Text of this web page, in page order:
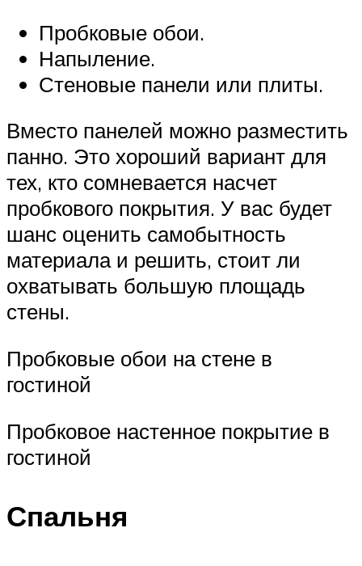
Пробковые обои.
Напыление.
Стеновые панели или плиты.
Вместо панелей можно разместить
панно. Это хороший вариант для
тех, кто сомневается насчет
пробкового покрытия. У вас будет
шанс оценить самобытность
материала и решить, стоит ли
охватывать большую площадь
стены.
Пробковые обои на стене в
гостиной
Пробковое настенное покрытие в
гостиной
Спальня